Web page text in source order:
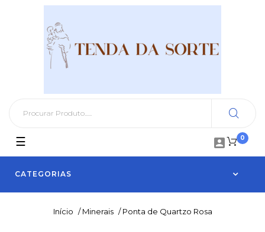
0

CATEGORIAS
Toggle
navigation
☰
Início / Minerais / Ponta de Quartzo Rosa